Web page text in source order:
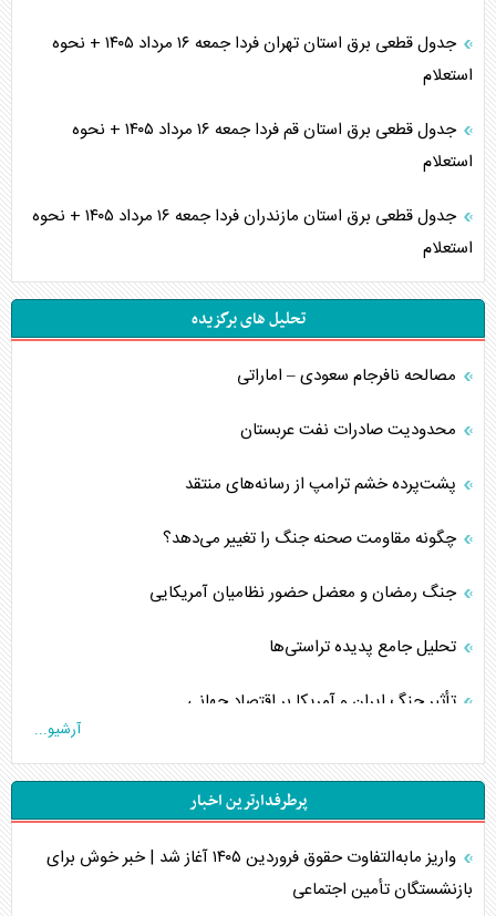
جدول قطعی برق استان تهران فردا جمعه ۱۶ مرداد ۱۴۰۵ + نحوه
استعلام
جدول قطعی برق استان قم فردا جمعه ۱۶ مرداد ۱۴۰۵ + نحوه
استعلام
جدول قطعی برق استان مازندران فردا جمعه ۱۶ مرداد ۱۴۰۵ + نحوه
استعلام
تحلیل های برگزیده
مصالحه نافرجام سعودی – اماراتی
محدودیت صادرات نفت عربستان
پشت‌پرده خشم ترامپ از رسانه‌های منتقد
چگونه مقاومت صحنه جنگ را تغییر می‌دهد؟
جنگ رمضان و معضل حضور نظامیان آمریکایی
تحلیل جامع پدیده تراستی‌ها
تأثیر جنگ ایران و آمریکا بر اقتصاد جهانی
تخریب پل‌ها در اوکراین و فروپاشی روایت دوگانه غرب
اربعین، کابوس مشترک تل‌آویو-واشنگتن
برنامه هفتم توسعه در نقطه کور سیاستگذاری
آرشیو...
پرطرفدارترین اخبار
واریز مابه‌التفاوت حقوق فروردین ۱۴۰۵ آغاز شد | خبر خوش برای
بازنشستگان تأمین اجتماعی